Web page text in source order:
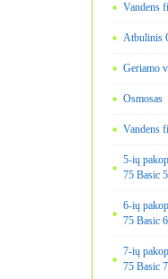
Vandens
Atbulinis
Geriamo
Osmosas
Vandens
5-ių
75 Basic 5
6-ių
75 Basic 6
7-ių
75 Basic 7